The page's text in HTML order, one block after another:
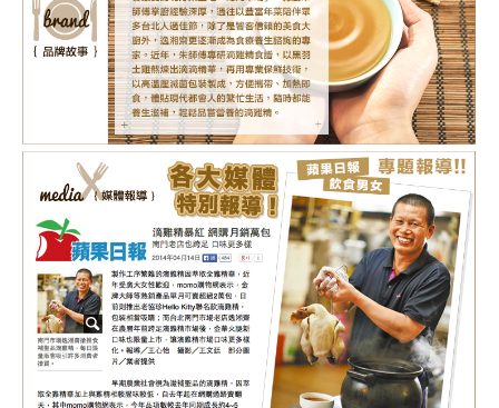
NT$1,680
剩13件